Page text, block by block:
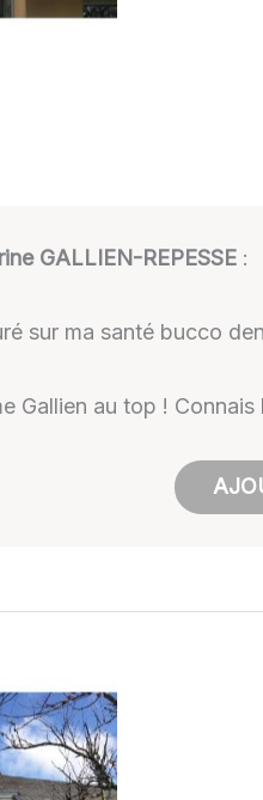
GALLIEN-REPESSE :
sur ma santé bucco
Gallien au top ! Connais